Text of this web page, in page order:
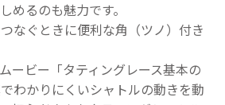
めるのも魅力です。
なぐときに便利な角（ツノ）付き
ービー
「タティングレース基本の
わかりにくいシャトルの動きを動